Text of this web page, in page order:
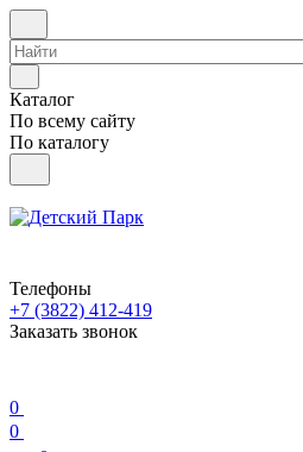
Каталог
По всему сайту
По каталогу
Телефоны
+7 (3822) 412-419
Заказать звонок
0
0